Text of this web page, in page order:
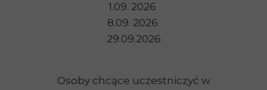
Osoby chcące uczestniczyć w
1.09. 2026
8.09. 2026
29.09.2026